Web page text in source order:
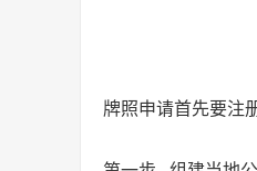
牌照申请首先要注